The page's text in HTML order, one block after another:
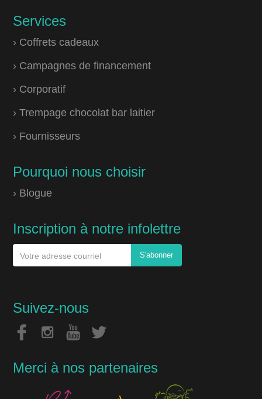
Services
› Coffrets cadeaux
› Campagnes de financement
› Corporatif
› Trempage chocolat bar laitier
› Fournisseurs
Pourquoi nous choisir
› Blogue
Inscription à notre infolettre
Suivez-nous
Merci à nos partenaires